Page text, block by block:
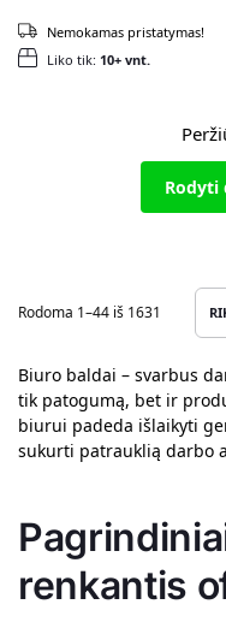
Liko tik: 10+ vnt.
Nemokamas pristatymas!
Rodyti
Rodoma 1–44 iš 1631
Biuro baldai – svarbus
tik patogumą, bet ir
biurui padeda išlaikyti
sukurti patrauklią darbo
renkantis